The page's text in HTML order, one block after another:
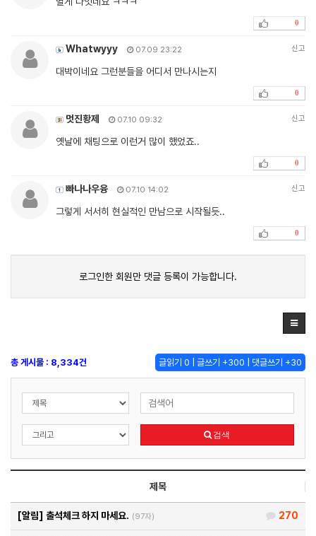
0
Whatwyyy 07.09 23:22 신고
대박이네요 그런분들을 어디서 만나시는지
0
멋진황제 07.10 09:32 신고
옛날에 채팅으로 이런거 많이 했었죠..
0
빠나나우융 07.10 14:02 신고
그렇게 서서히 현실적인 만남으로 시작될듯..
0
로그인한 회원만 댓글 등록이 가능합니다.
글읽기 0 | 글쓰기 +300 | 댓글쓰기 +30
총 게시물 : 8,334건
검색
제목
270
[알림] 출석체크 하지 마세요. (97자)